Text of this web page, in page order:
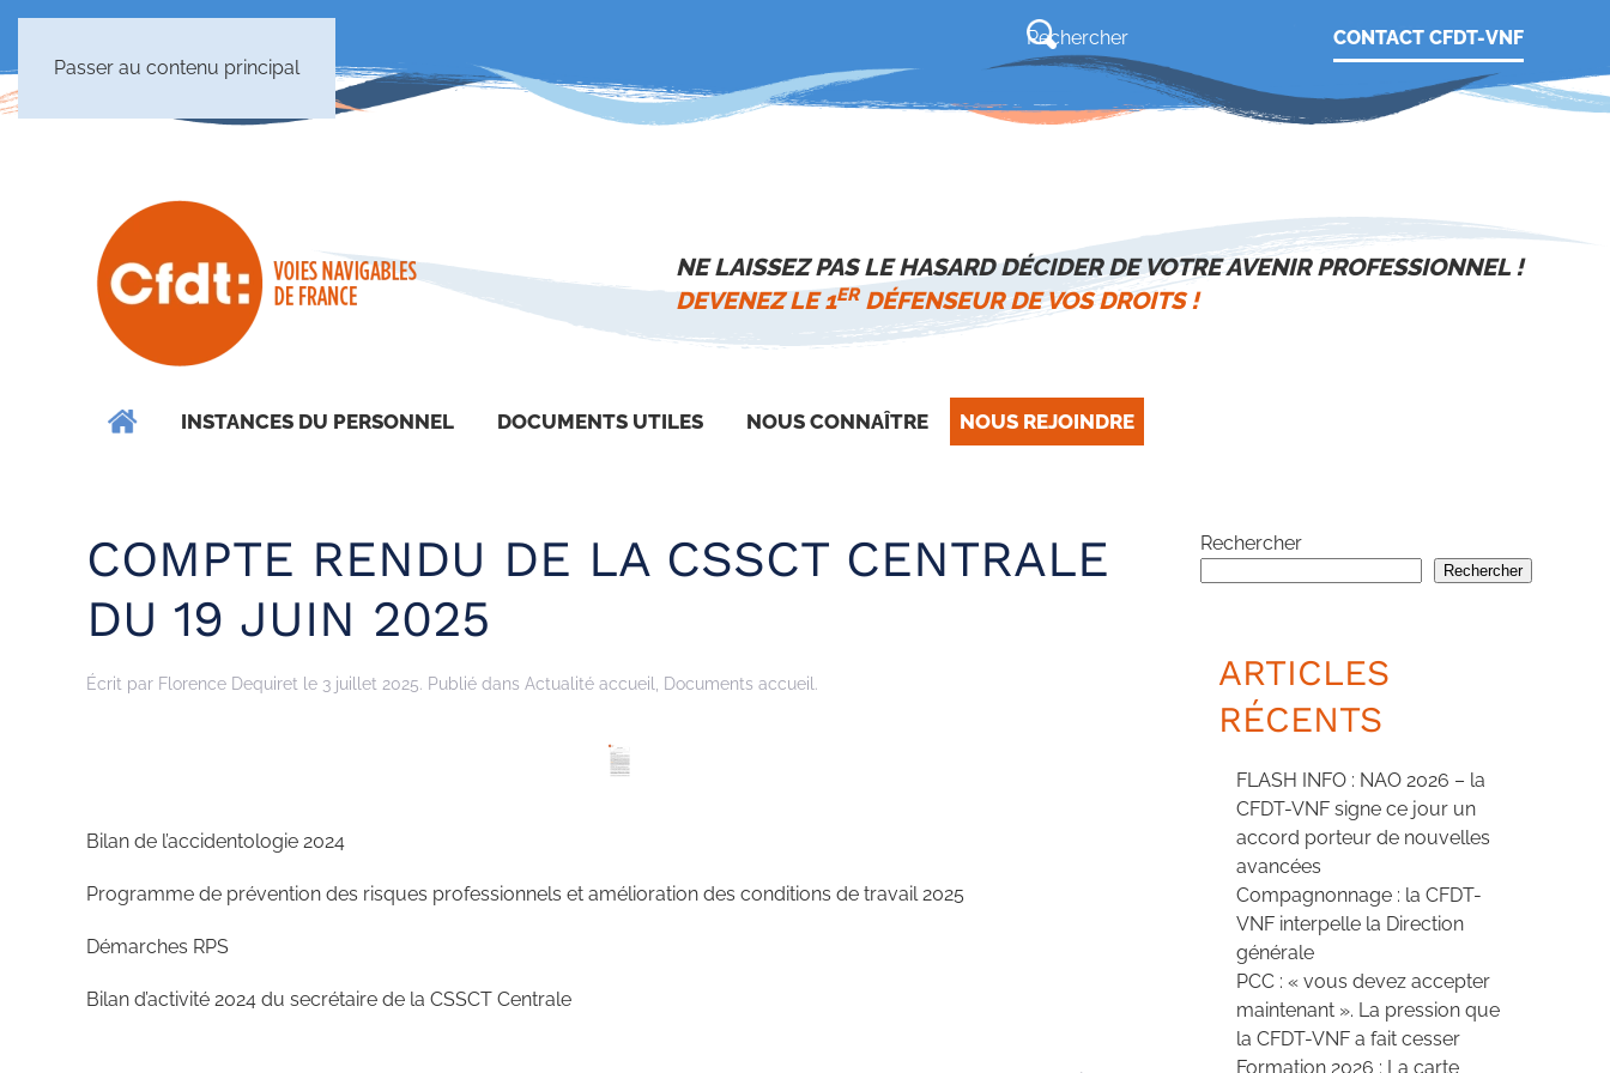
Passer au contenu principal
CONTACT CFDT-VNF
NE LAISSEZ PAS LE HASARD DÉCIDER DE VOTRE AVENIR PROFESSIONNEL !
DEVENEZ LE 1ERDÉFENSEUR DE VOS DROITS !
INSTANCES DU PERSONNEL DOCUMENTS UTILES NOUS CONNAÎTRE NOUS REJOINDRE
COMPTE RENDU DE LA CSSCT CENTRALE
DU 19 JUIN 2025
Écrit par Florence Dequiret le 3 juillet 2025. Publié dans Actualité accueil Documents accueil .
Bilan de l’accidentologie 2024
Programme de prévention des risques professionnels et amélioration des conditions de travail 2025
Démarches RPS
Bilan d’activité 2024 du secrétaire de la CSSCT Centrale
Rechercher
Rechercher
ARTICLES
RÉCENTS
FLASH INFO : NAO 2026 – la
CFDT-VNF signe ce jour un
accord porteur de nouvelles
avancées
Compagnonnage : la CFDT-
VNF interpelle la Direction
générale
PCC : « vous devez accepter
maintenant ». La pression que
la CFDT-VNF a fait cesser
Formation 2026 : La carte